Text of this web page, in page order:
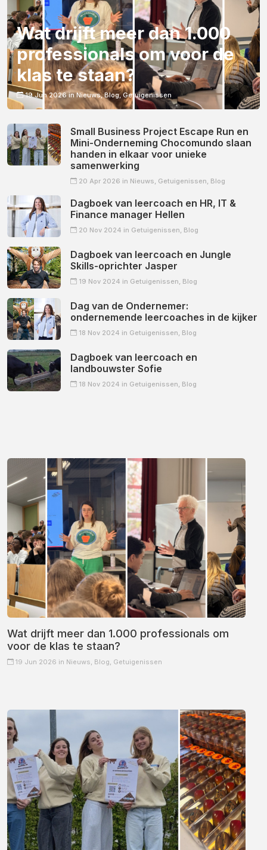
Wat drijft meer dan 1.000
professionals om voor de
klas te staan?
19 Jun 2026 inNieuws,Blog,Getuigenissen
Small Business Project Escape Run en
Mini-Onderneming Chocomundo slaan
handen in elkaar voor unieke
samenwerking
20 Apr 2026 in Nieuws, Getuigenissen, Blog
Dagboek van leercoach en HR, IT &
Finance manager Hellen
20 Nov 2024 in Getuigenissen, Blog
Dagboek van leercoach en Jungle
Skills-oprichter Jasper
19 Nov 2024 in Getuigenissen, Blog
Dag van de Ondernemer:
ondernemende leercoaches in de kijker
18 Nov 2024 in Getuigenissen, Blog
Dagboek van leercoach en
landbouwster Sofie
18 Nov 2024 in Getuigenissen, Blog
Wat drijft meer dan 1.000 professionals om
voor de klas te staan?
19 Jun 2026 in Nieuws, Blog, Getuigenissen